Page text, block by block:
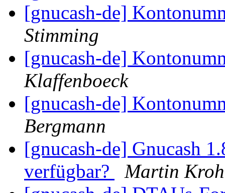
[gnucash-de]
Stimming
[gnucash-de]
Klaffenboeck
[gnucash-de]
Bergmann
[gnucash-de] Gnucash
verfügbar?
Martin